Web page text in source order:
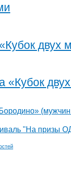
двух
«Кубок
"На призы